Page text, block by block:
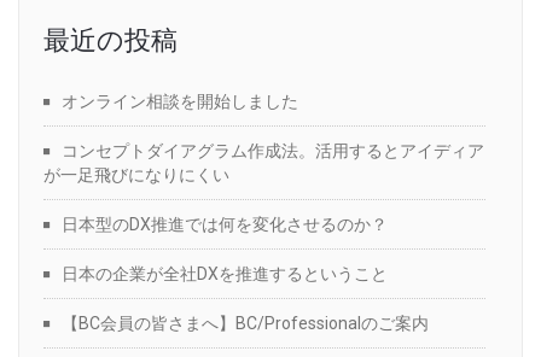
最近の投稿
オンライン相談を開始しました
コンセプトダイアグラム作成法。活用するとアイディア
が一足飛びになりにくい
日本型のDX推進では何を変化させるのか？
日本の企業が全社DXを推進するということ
【BC会員の皆さまへ】BC/Professionalのご案内